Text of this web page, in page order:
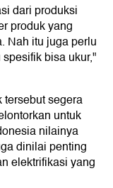
dari produksi
produk yang
Nah itu juga perlu
bisa ukur,"
segera
untuk
nilainya
dinilai penting
elektrifikasi yang